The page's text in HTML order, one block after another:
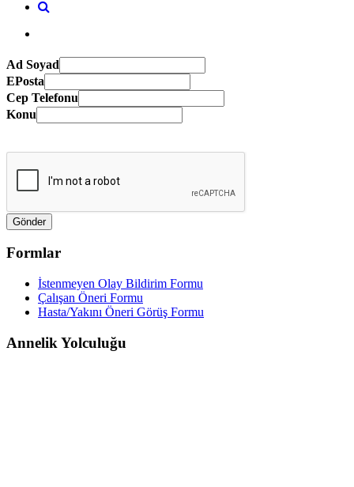
Ad Soyad
EPosta
Cep Telefonu
Konu
Formlar
İstenmeyen Olay Bildirim Formu
Çalışan Öneri Formu
Hasta/Yakını Öneri Görüş Formu
Annelik Yolculuğu